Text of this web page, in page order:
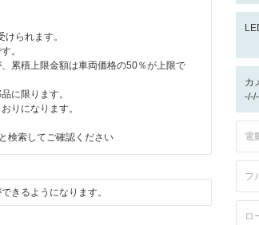
られます。
。
累積上限金額は車両価格の50％が上限で
に限ります。
りになります。
検索してご確認ください
きるようになります。
カ
電
フ
ロ